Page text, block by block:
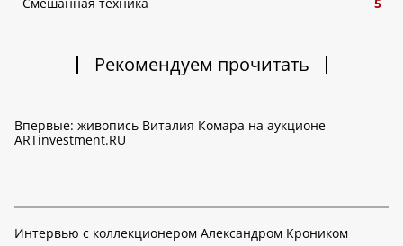
Рекомендуем прочитать
Впервые: живопись Виталия Комара на аукционе
ARTinvestment.RU
Интервью с коллекционером Александром Кроником